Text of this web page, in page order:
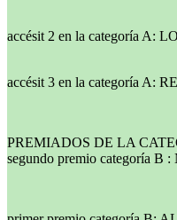
accésit 2 en la categoría A:
accésit 3 en la categoría A:
PREMIADOS DE LA
segundo premio categoría B